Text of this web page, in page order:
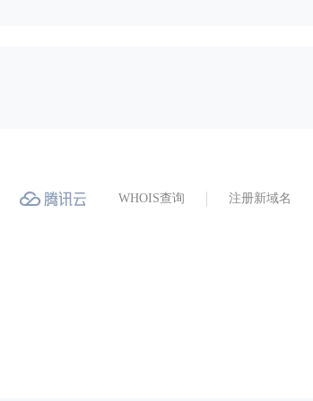
WHOIS查询 注册新域名